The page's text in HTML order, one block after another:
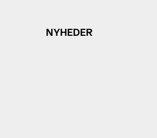
NYHEDER